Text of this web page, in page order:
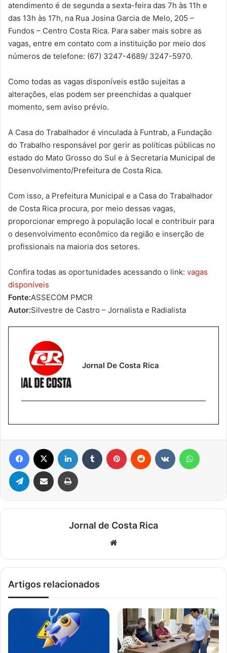
atendimento é de segunda a sexta-feira das 7h às 11h e
das 13h às 17h, na Rua Josina Garcia de Melo, 205 –
Fundos – Centro Costa Rica. Para saber mais sobre as
vagas, entre em contato com a instituição por meio dos
números de telefone: (67) 3247-4689/ 3247-5970.
Como todas as vagas disponíveis estão sujeitas a
alterações, elas podem ser preenchidas a qualquer
momento, sem aviso prévio.
A Casa do Trabalhador é vinculada à Funtrab, a Fundação
do Trabalho responsável por gerir as políticas públicas no
estado do Mato Grosso do Sul e à Secretaria Municipal de
Desenvolvimento/Prefeitura de Costa Rica.
Com isso, a Prefeitura Municipal e a Casa do Trabalhador
de Costa Rica procura, por meio dessas vagas,
proporcionar emprego à população local e contribuir para
o desenvolvimento econômico da região e inserção de
profissionais na maioria dos setores.
Confira todas as oportunidades acessando o link: vagas
disponíveis
Fonte:ASSECOM PMCR
Autor:Silvestre de Castro – Jornalista e Radialista
Jornal De Costa Rica
Facebook Linkedin Tumblr Pinterest Reddit
Telegram Compartilhar via e-mail Imprimir
Jornal de Costa Rica
Artigos relacionados